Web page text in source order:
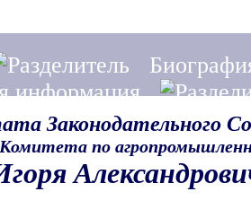
информация
Законодательного
по